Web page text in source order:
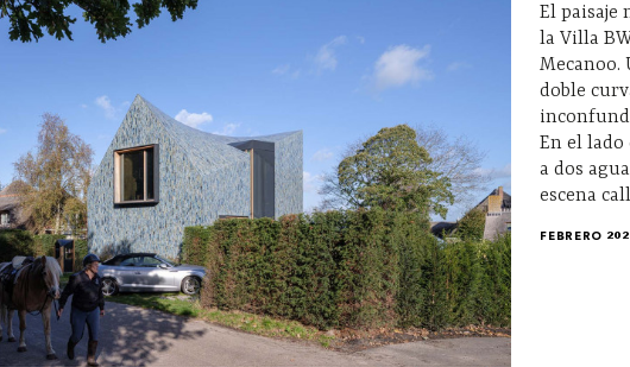
El paisaje
la Villa
Mecanoo.
doble
En el lado
a dos
escena
FEBRERO